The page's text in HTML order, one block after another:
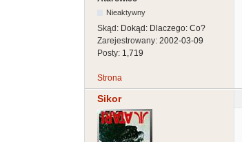
Nieaktywny
Skąd: Dokąd: Dlaczego: Co?
Zarejestrowany: 2002-03-09
Posty: 1,719
Strona
Sikor